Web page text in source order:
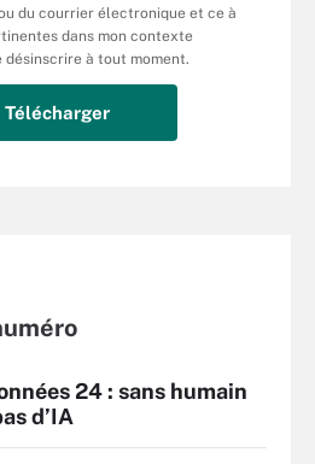
du courrier électronique et ce à
dans mon contexte
désinscrire à tout moment.
24 : sans humain
d’IA